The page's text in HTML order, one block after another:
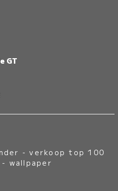
GT
-verkoop top 100
- wallpaper